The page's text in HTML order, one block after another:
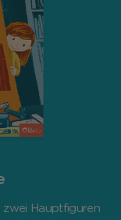
zwei Hauptfiguren